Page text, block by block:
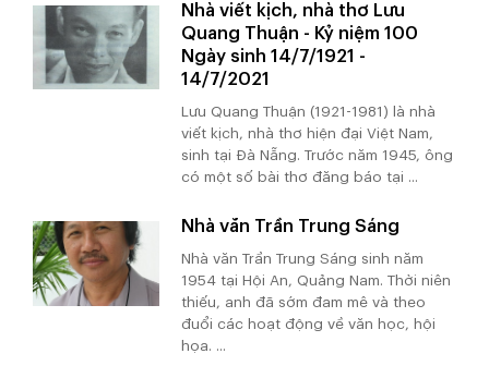
Nhà viết kịch, nhà thơ Lưu
Quang Thuận - Kỷ niệm 100
Ngày sinh 14/7/1921 -
14/7/2021
Lưu Quang Thuận (1921-1981) là nhà
viết kịch, nhà thơ hiện đại Việt Nam,
sinh tại Đà Nẵng. Trước năm 1945, ông
có một số bài thơ đăng báo tại ...
Nhà văn Trần Trung Sáng
Nhà văn Trần Trung Sáng sinh năm
1954 tại Hội An, Quảng Nam. Thời niên
thiếu, anh đã sớm đam mê và theo
đuổi các hoạt động về văn học, hội
họa. ...